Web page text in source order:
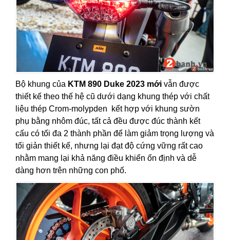
Bộ khung của KTM 890 Duke 2023 mới vẫn được
thiết kế theo thế hệ cũ dưới dạng khung thép với chất
liệu thép Crom-molypden kết hợp với khung sườn
phụ bằng nhôm đúc, tất cả đều được đúc thành kết
cấu có tối đa 2 thành phần để làm giảm trọng lượng và
tối giản thiết kế, nhưng lại đạt độ cứng vững rất cao
nhằm mang lại khả năng điều khiển ổn định và dễ
dàng hơn trên những con phố.